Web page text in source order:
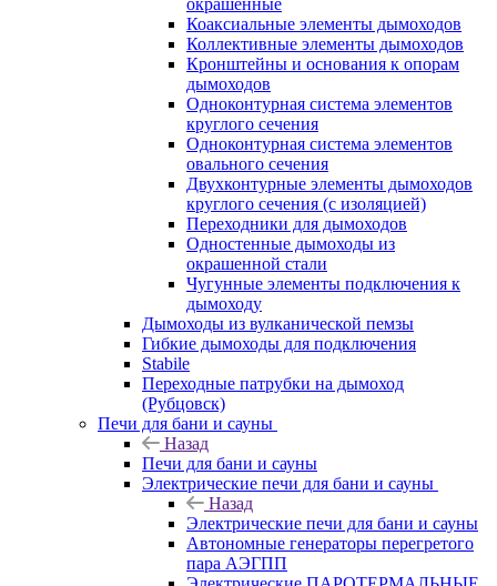
окрашенные
Коаксиальные элементы дымоходов
Коллективные элементы дымоходов
Кронштейны и основания к опорам
дымоходов
Одноконтурная система элементов
круглого сечения
Одноконтурная система элементов
овального сечения
Двухконтурные элементы дымоходов
круглого сечения (с изоляцией)
Переходники для дымоходов
Одностенные дымоходы из
окрашенной стали
Чугунные элементы подключения к
дымоходу
Дымоходы из вулканической пемзы
Гибкие дымоходы для подключения
Stabile
Переходные патрубки на дымоход
(Рубцовск)
Печи для бани и сауны
Назад
Печи для бани и сауны
Электрические печи для бани и сауны
Назад
Электрические печи для бани и сауны
Автономные генераторы перегретого
пара АЭГПП